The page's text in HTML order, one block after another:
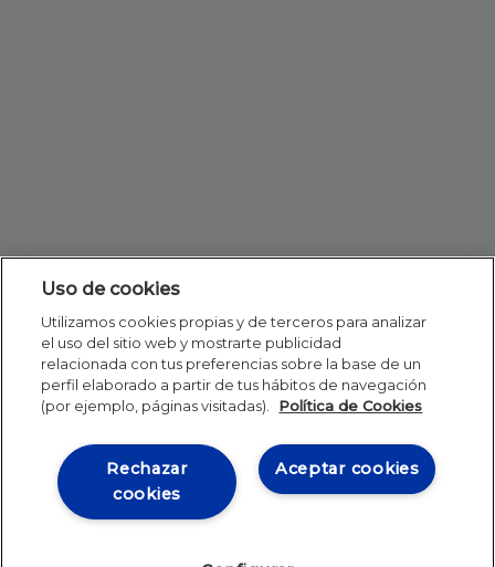
Uso de cookies
Utilizamos cookies propias y de terceros para analizar
el uso del sitio web y mostrarte publicidad
relacionada con tus preferencias sobre la base de un
perfil elaborado a partir de tus hábitos de navegación
(por ejemplo, páginas visitadas).
Política de Cookies
Aceptar cookies
Rechazar
cookies